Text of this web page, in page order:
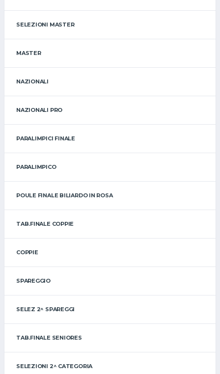
SELEZIONI MASTER
MASTER
NAZIONALI
NAZIONALI PRO
PARALIMPICI FINALE
PARALIMPICO
POULE FINALE BILIARDO IN ROSA
TAB.FINALE COPPIE
COPPIE
SPAREGGIO
SELEZ 2^ SPAREGGI
TAB.FINALE SENIORES
SELEZIONI 2^ CATEGORIA